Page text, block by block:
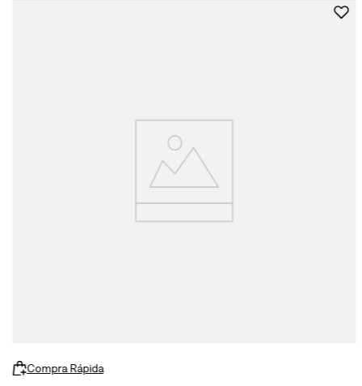
Compra Rápida